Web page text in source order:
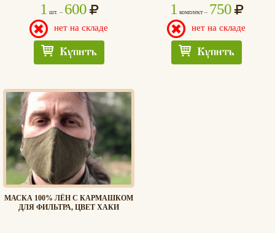
1 шт. – 600
нет на складе
Купить
1 комплект – 750
нет на складе
Купить
МАСКА 100% ЛЁН С КАРМАШКОМ
ДЛЯ ФИЛЬТРА, ЦВЕТ ХАКИ